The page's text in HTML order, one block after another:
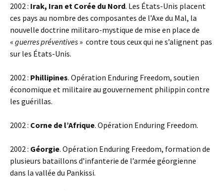
2002 : Irak, Iran et Corée du Nord. Les États-Unis placent
ces pays au nombre des composantes de l’Axe du Mal, la
nouvelle doctrine militaro-mystique de mise en place de
« guerres préventives » contre tous ceux qui ne s’alignent pas
sur les États-Unis.
2002 : Phillipines. Opération Enduring Freedom, soutien
économique et militaire au gouvernement philippin contre
les guérillas.
2002 : Corne de l’Afrique. Opération Enduring Freedom.
2002 : Géorgie. Opération Enduring Freedom, formation de
plusieurs bataillons d’infanterie de l’armée géorgienne
dans la vallée du Pankissi.